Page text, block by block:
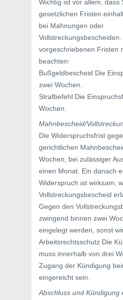
Wichtig ist vor allem, dass
gesetzlichen Fristen
bei Mahnungen oder
vorgeschriebenen Fristen
beachten:
Bußgeldbescheid Die
zwei Wochen.
Strafbefehl Die
Wochen.
Mahnbescheid/
Die Widerspruchsfrist
gerichtlichen
Wochen, bei zulässiger
einen Monat. Ein danach
Widerspruch ist wirksam,
Vollstreckungsbescheid
Gegen den
zwingend binnen zwei
eingelegt werden, sonst
Arbeitsrechtsschutz Die
muss innerhalb von drei
Zugang der Kündigung
eingereicht sein.
Abschluss und Kündigung